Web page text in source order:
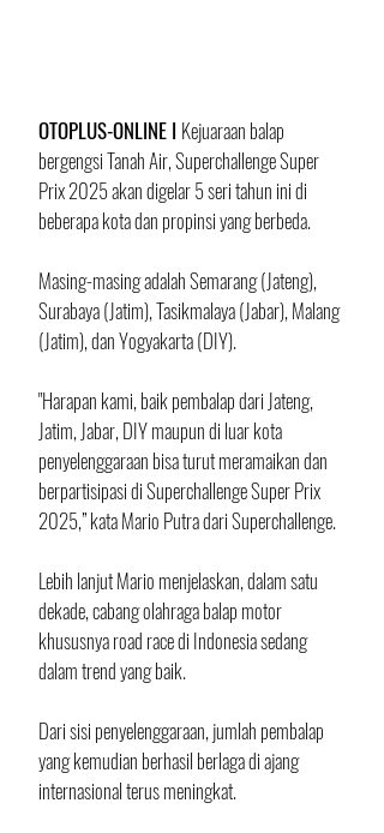
OTOPLUS-ONLINE I Kejuaraan balap
bergengsi Tanah Air, Superchallenge Super
Prix 2025 akan digelar 5 seri tahun ini di
beberapa kota dan propinsi yang berbeda.
Masing-masing adalah Semarang (Jateng),
Surabaya (Jatim), Tasikmalaya (Jabar), Malang
(Jatim), dan Yogyakarta (DIY).
"Harapan kami, baik pembalap dari Jateng,
Jatim, Jabar, DIY maupun di luar kota
penyelenggaraan bisa turut meramaikan dan
berpartisipasi di Superchallenge Super Prix
2025,” kata Mario Putra dari Superchallenge.
Lebih lanjut Mario menjelaskan, dalam satu
dekade, cabang olahraga balap motor
khususnya road race di Indonesia sedang
dalam trend yang baik.
Dari sisi penyelenggaraan, jumlah pembalap
yang kemudian berhasil berlaga di ajang
internasional terus meningkat.